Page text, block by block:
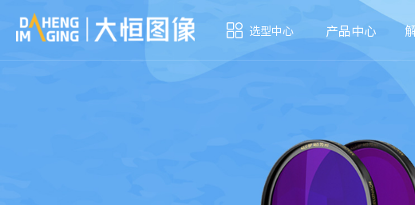
选型中心 产品中心